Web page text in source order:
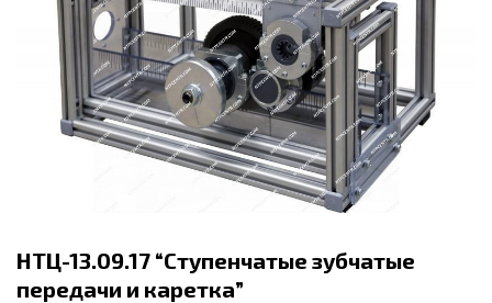
НТЦ-13.09.17 “Ступенчатые зубчатые
передачи и каретка”